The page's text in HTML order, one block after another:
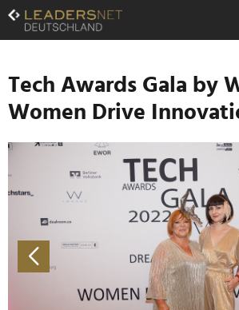
Zum
Inhalt
Zur
Navigation
Zur
Hauptnavigation
Tech Awards Gala by
Women Drive